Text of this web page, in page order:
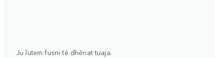
Ju lutem fusni të dhënat tuaja.